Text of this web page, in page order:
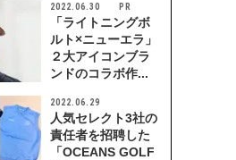
2022.06.30
「ライトニングボ
ルト×ニューエラ」
２大アイコンブラ
ンドのコラボ作...
2022.06.29
人気セレクト3社の
責任者を招聘した
「OCEANS GOLF